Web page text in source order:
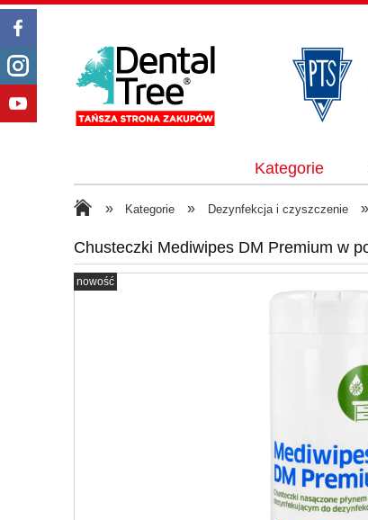
Kategorie
» Kategorie » Dezynfekcja i czyszczenie »
Chusteczki Mediwipes DM Premium w
nowość